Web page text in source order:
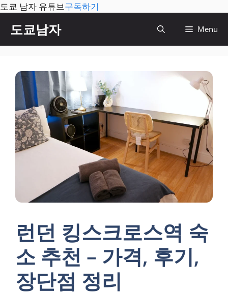
도쿄 남자 유튜브구독하기
츠
도쿄남자 Menu
런던 킹스크로스역 숙
소 추천 – 가격, 후기,
장단점 정리